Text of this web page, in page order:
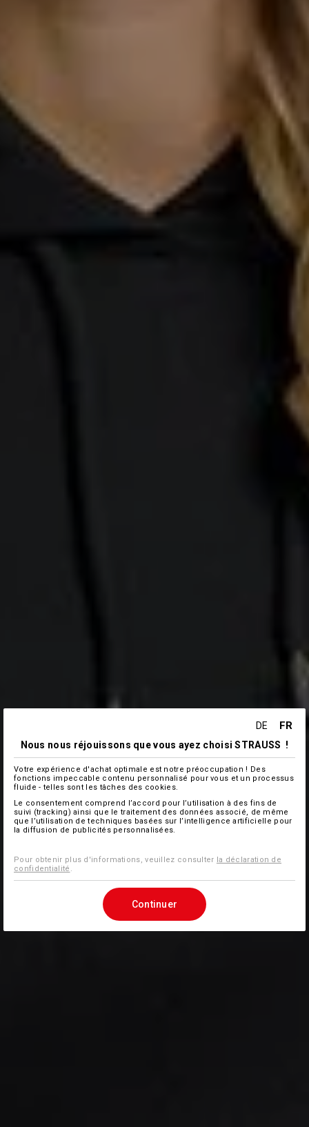
DE FR
Nous nous réjouissons que vous ayez choisi STRAUSS !
Votre expérience d'achat optimale est notre préoccupation ! Des
fonctions impeccable contenu personnalisé pour vous et un processus
fluide - telles sont les tâches des cookies.
Le consentement comprend l’accord pour l’utilisation à des fins de
suivi (tracking) ainsi que le traitement des données associé, de même
que l’utilisation de techniques basées sur l’intelligence artificielle pour
la diffusion de publicités personnalisées.
Pour obtenir plus d'informations, veuillez consulter la déclaration de
confidentialité .
Continuer